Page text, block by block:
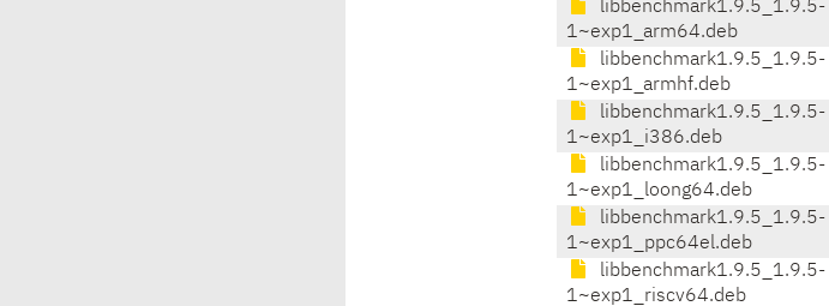
libbenchmark1.9.5_1.9.5-
1~exp1_arm64.deb
libbenchmark1.9.5_1.9.5-
1~exp1_armhf.deb
libbenchmark1.9.5_1.9.5-
1~exp1_i386.deb
libbenchmark1.9.5_1.9.5-
1~exp1_loong64.deb
libbenchmark1.9.5_1.9.5-
1~exp1_ppc64el.deb
libbenchmark1.9.5_1.9.5-
1~exp1_riscv64.deb